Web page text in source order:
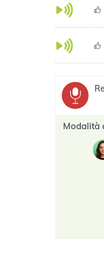
Modalità